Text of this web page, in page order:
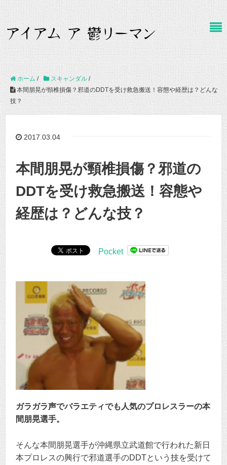
ホーム / スキャンダル /
本間朋晃が頸椎損傷？邪道のDDTを受け救急搬送！容態や経歴は？どんな
技？
2017.03.04
本間朋晃が頸椎損傷？邪道の
DDTを受け救急搬送！容態や
経歴は？どんな技？
Pocket
ガラガラ声でバラエティでも人気のプロレスラーの本
間朋晃選手。
そんな本間朋晃選手が沖縄県立武道館で行われた新日
本プロレスの興行で邪道選手のDDTという技を受けて